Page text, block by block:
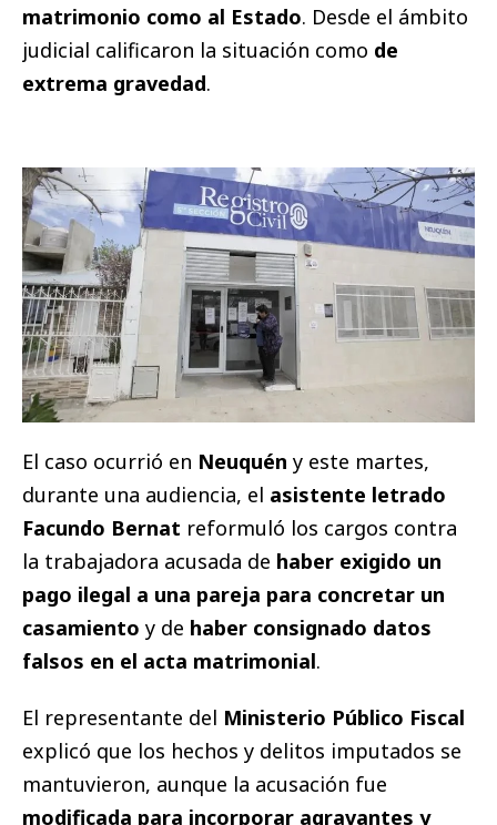
matrimonio como al Estado. Desde el ámbito
judicial calificaron la situación como de
extrema gravedad.
El caso ocurrió en Neuquén y este martes,
durante una audiencia, el asistente letrado
Facundo Bernat reformuló los cargos contra
la trabajadora acusada de haber exigido un
pago ilegal a una pareja para concretar un
casamiento y de haber consignado datos
falsos en el acta matrimonial.
El representante del Ministerio Público Fiscal
explicó que los hechos y delitos imputados se
mantuvieron, aunque la acusación fue
modificada para incorporar agravantes y